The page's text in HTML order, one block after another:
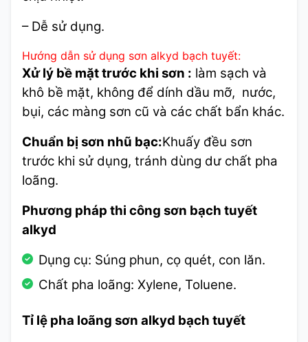
– Dễ sử dụng.
Hướng dẫn sử dụng sơn alkyd bạch tuyết:
Xử lý bề mặt trước khi sơn : làm sạch và
khô bề mặt, không để dính dầu mỡ, nước,
bụi, các màng sơn cũ và các chất bẩn khác.
Chuẩn bị sơn nhũ bạc:Khuấy đều sơn
trước khi sử dụng, tránh dùng dư chất pha
loãng.
Phương pháp thi công sơn bạch tuyết
alkyd
Dụng cụ: Súng phun, cọ quét, con lăn.
Chất pha loãng: Xylene, Toluene.
Tỉ lệ pha loãng sơn alkyd bạch tuyết